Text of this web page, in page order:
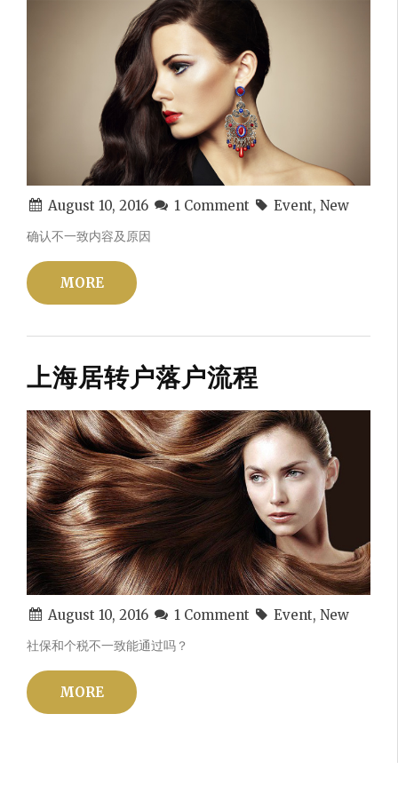
August 10, 2016 1 Comment Event, New
确认不一致内容及原因
MORE
上海居转户落户流程
August 10, 2016 1 Comment Event, New
社保和个税不一致能通过吗？
MORE